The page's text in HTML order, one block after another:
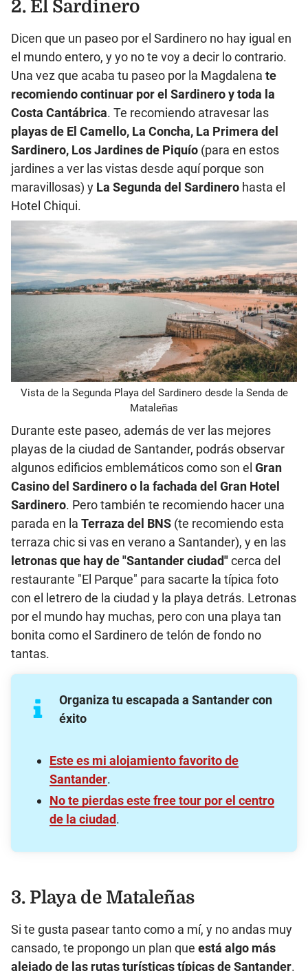
2. El Sardinero
Dicen que un paseo por el Sardinero no hay igual en
el mundo entero, y yo no te voy a decir lo contrario.
Una vez que acaba tu paseo por la Magdalena te
recomiendo continuar por el Sardinero y toda la
Costa Cantábrica. Te recomiendo atravesar las
playas de El Camello, La Concha, La Primera del
Sardinero, Los Jardines de Piquío (para en estos
jardines a ver las vistas desde aquí porque son
maravillosas) y La Segunda del Sardinero hasta el
Hotel Chiqui.
Vista de la Segunda Playa del Sardinero desde la Senda de
Mataleñas
Durante este paseo, además de ver las mejores
playas de la ciudad de Santander, podrás observar
algunos edificios emblemáticos como son el Gran
Casino del Sardinero o la fachada del Gran Hotel
Sardinero. Pero también te recomiendo hacer una
parada en la Terraza del BNS (te recomiendo esta
terraza chic si vas en verano a Santander), y en las
letronas que hay de "Santander ciudad"cerca del
restaurante "El Parque" para sacarte la típica foto
con el letrero de la ciudad y la playa detrás. Letronas
por el mundo hay muchas, pero con una playa tan
bonita como el Sardinero de telón de fondo no
tantas.
Organiza tu escapada a Santander con
éxito
Este es mi alojamiento favorito de
Santander.
No te pierdas este free tour por el centro
de la ciudad.
3. Playa de Mataleñas
Si te gusta pasear tanto como a mí, y no andas muy
cansado, te propongo un plan que está algo más
alejado de las rutas turísticas típicas de Santander.